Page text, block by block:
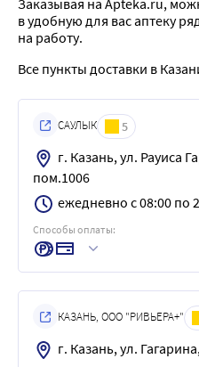
Заказывая на Apteka.ru,
в удобную для вас аптеку
на работу.
Все пункты доставки в
САУЛЫК 5
г. Казань, ул. Рауиса
пом.1006
ежедневно с 08:00 по
Способы оплаты:
КАЗАНЬ, ООО "РИВЬЕРА+"
г. Казань, ул.